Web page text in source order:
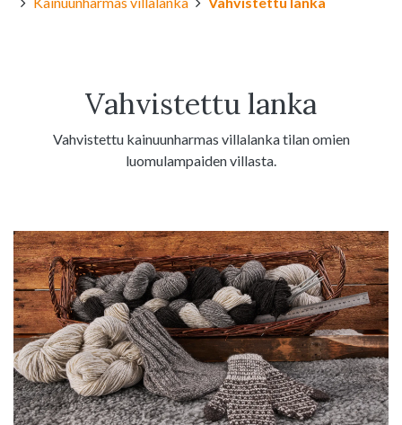
Vahvistettu lanka
Vahvistettu kainuunharmas villalanka tilan omien
luomulampaiden villasta.